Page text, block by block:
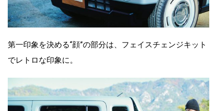
第一印象を決める“顔”の部分は、フェイスチェンジキット
でレトロな印象に。